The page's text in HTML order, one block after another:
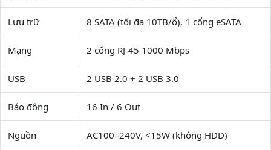
Lưu trữ 8 SATA (tối đa 10TB/ổ), 1 cổng eSATA
Mạng 2 cổng RJ-45 1000 Mbps
USB 2 USB 2.0 + 2 USB 3.0
Báo động 16 In / 6 Out
Nguồn AC100–240V, <15W (không HDD)